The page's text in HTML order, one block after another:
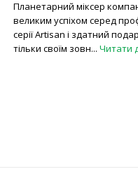
Планетарний міксер
великим успіхом серед
серії Artisan і здатний
тільки своїм зовн... Читати